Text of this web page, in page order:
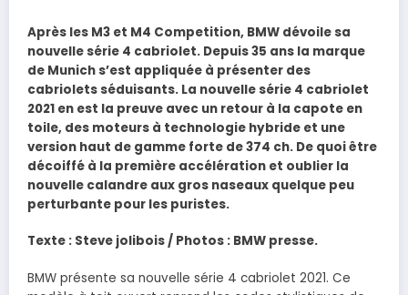
Après les M3 et M4 Competition, BMW dévoile sa
nouvelle série 4 cabriolet. Depuis 35 ans la marque
de Munich s’est appliquée à présenter des
cabriolets séduisants. La nouvelle série 4 cabriolet
2021 en est la preuve avec un retour à la capote en
toile, des moteurs à technologie hybride et une
version haut de gamme forte de 374 ch. De quoi être
décoiffé à la première accélération et oublier la
nouvelle calandre aux gros naseaux quelque peu
perturbante pour les puristes.
Texte : Steve jolibois / Photos : BMW presse.
BMW présente sa nouvelle série 4 cabriolet 2021. Ce